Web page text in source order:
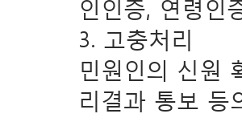
인인증, 연령인
3. 고충처리
민원인의 신원
리결과 통보 등